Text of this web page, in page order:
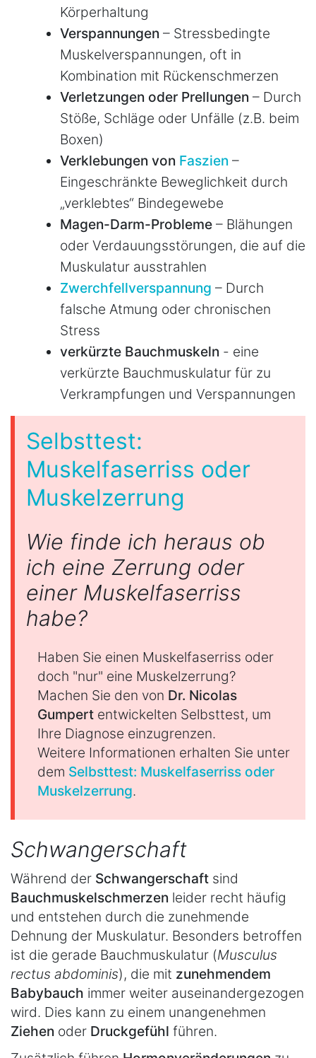
Körperhaltung
Verspannungen – Stressbedingte
Muskelverspannungen, oft in
Kombination mit Rückenschmerzen
Verletzungen oder Prellungen – Durch
Stöße, Schläge oder Unfälle (z.B. beim
Boxen)
Verklebungen von Faszien –
Eingeschränkte Beweglichkeit durch
„verklebtes“ Bindegewebe
Magen-Darm-Probleme – Blähungen
oder Verdauungsstörungen, die auf die
Muskulatur ausstrahlen
Zwerchfellverspannung – Durch
falsche Atmung oder chronischen
Stress
verkürzte Bauchmuskeln - eine
verkürzte Bauchmuskulatur für zu
Verkrampfungen und Verspannungen
Selbsttest:
Muskelfaserriss oder
Muskelzerrung
Wie finde ich heraus ob
ich eine Zerrung oder
einer Muskelfaserriss
habe?
Haben Sie einen Muskelfaserriss oder
doch "nur" eine Muskelzerrung?
Machen Sie den von Dr. Nicolas
Gumpert entwickelten Selbsttest, um
Ihre Diagnose einzugrenzen.
Weitere Informationen erhalten Sie unter
dem Selbsttest: Muskelfaserriss oder
Muskelzerrung.
Schwangerschaft
Während der Schwangerschaft sind
Bauchmuskelschmerzen leider recht häufig
und entstehen durch die zunehmende
Dehnung der Muskulatur. Besonders betroffen
ist die gerade Bauchmuskulatur (Musculus
rectus abdominis), die mit zunehmendem
Babybauch immer weiter auseinandergezogen
wird. Dies kann zu einem unangenehmen
Ziehen oder Druckgefühl führen.